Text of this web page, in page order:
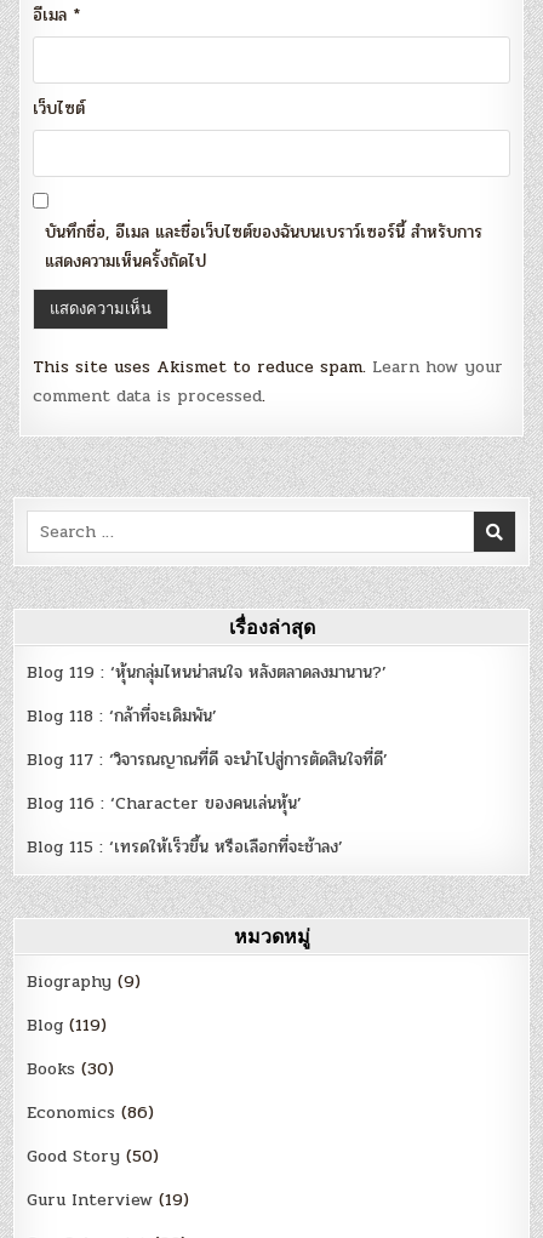
อีเมล *
เว็บไซต์
บันทึกชื่อ, อีเมล และชื่อเว็บไซต์ของฉันบนเบราว์เซอร์นี้ สำหรับการ
แสดงความเห็นครั้งถัดไป
This site uses Akismet to reduce spam. Learn how your
comment data is processed.
Search
for:
เรื่องล่าสุด
Blog 119 : ‘หุ้นกลุ่มไหนน่าสนใจ หลังตลาดลงมานาน?’
Blog 118 : ‘กล้าที่จะเดิมพัน’
Blog 117 : ‘วิจารณญาณที่ดี จะนำไปสู่การตัดสินใจที่ดี’
Blog 116 : ‘Character ของคนเล่นหุ้น’
Blog 115 : ‘เทรดให้เร็วขึ้น หรือเลือกที่จะช้าลง’
หมวดหมู่
Biography (9)
Blog (119)
Books (30)
Economics (86)
Good Story (50)
Guru Interview (19)